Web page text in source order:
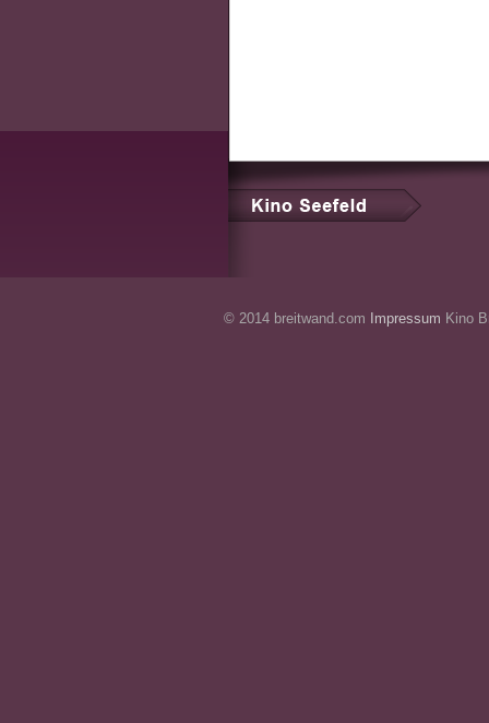
© 2014 breitwand.com Impressum Kino